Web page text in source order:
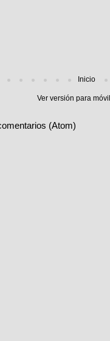
Inicio
Ver versión para
(Atom)